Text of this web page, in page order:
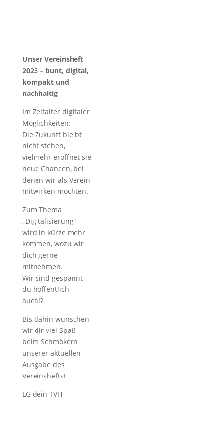
Unser Vereinsheft
2023 – bunt, digital,
kompakt und
nachhaltig
Im Zeitalter digitaler
Möglichkeiten:
Die Zukunft bleibt
nicht stehen,
vielmehr eröffnet sie
neue Chancen, bei
denen wir als Verein
mitwirken möchten.
Zum Thema
„Digitalisierung“
wird in kürze mehr
kommen, wozu wir
dich gerne
mitnehmen.
Wir sind gespannt –
du hoffentlich
auch!?
Bis dahin wünschen
wir dir viel Spaß
beim Schmökern
unserer aktuellen
Ausgabe des
Vereinshefts!
LG dein TVH